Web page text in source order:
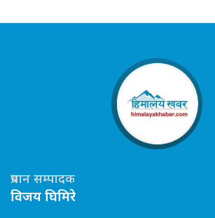
प्रधान सम्पादक
विजय घिमिरे